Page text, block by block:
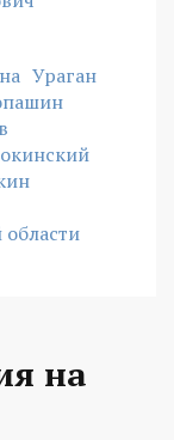
Ураган
на